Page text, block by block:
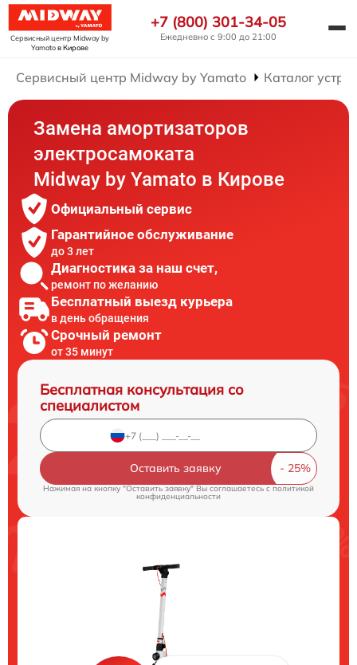
Сервисный центр Midway by
Yamatoв Кирове
+7 (800) 301-34-05
Ежедневно с 9:00 до 21:00
Сервисный центр Midway by Yamato Каталог
Замена амортизаторов
электросамоката
Midway by Yamato в Кирове
Официальный сервис
Гарантийное обслуживание
до 3 лет
Диагностика за наш счет,
ремонт по желанию
Бесплатный выезд курьера
в день обращения
Срочный ремонт
от 35 минут
Бесплатная консультация со
специалистом
Оставить заявку
Нажимая на кнопку "Оставить заявку" Вы соглашаетесь c политикой
конфиденциальности